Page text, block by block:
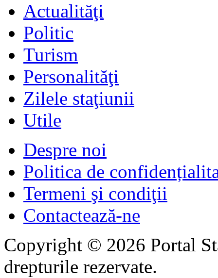
Actualităţi
Politic
Turism
Personalităţi
Zilele staţiunii
Utile
Despre noi
Politica de
Termeni şi condiţii
Contactează-ne
Copyright © 2026 Portal
drepturile rezervate.